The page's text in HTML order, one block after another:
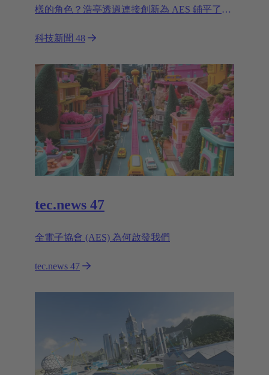
樣的角色？浩亭透過連接創新為 AES 鋪平了道
科技新聞 48
tec.news 47
全電子協會 (AES) 為何啟發我們
tec.news 47